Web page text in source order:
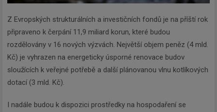
Z Evropských strukturálních a investičních fondů je na příští rok
připraveno k čerpání 11,9 miliard korun, které budou
rozdělovány v 16 nových výzvách. Největší objem peněz (4 mld.
Kč) je vyhrazen na energeticky úsporné renovace budov
sloužících k veřejné potřebě a další plánovanou vlnu kotlíkových
dotací (3 mld. Kč).
I nadále budou k dispozici prostředky na hospodaření se